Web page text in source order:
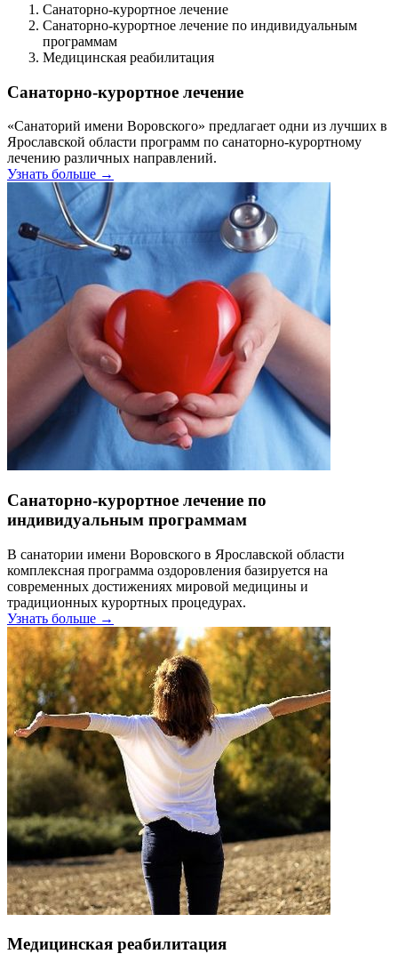
Санаторно-курортное лечение
Санаторно-курортное лечение по индивидуальным
программам
Медицинская реабилитация
Санаторно-курортное лечение
«Санаторий имени Воровского» предлагает одни из лучших в
Ярославской области программ по санаторно-курортному
лечению различных направлений.
Узнать больше →
Санаторно-курортное лечение по
индивидуальным программам
В санатории имени Воровского в Ярославской области
комплексная программа оздоровления базируется на
современных достижениях мировой медицины и
традиционных курортных процедурах.
Узнать больше →
Медицинская реабилитация